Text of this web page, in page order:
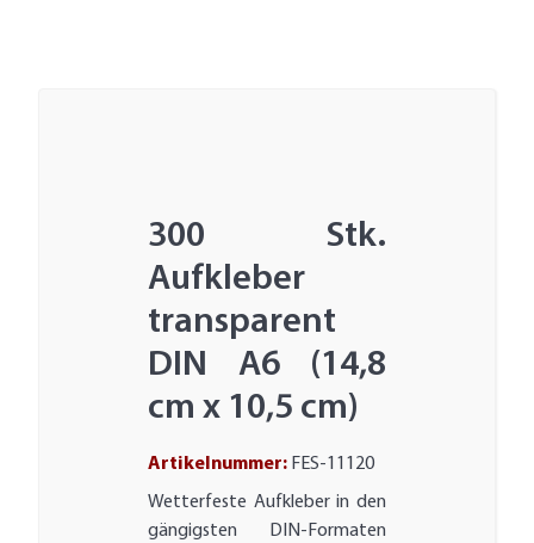
300 Stk.
Aufkleber
transparent
DIN A6 (14,8
cm x 10,5 cm)
Artikelnummer: FES-11120
Wetterfeste Aufkleber in den
gängigsten DIN-Formaten